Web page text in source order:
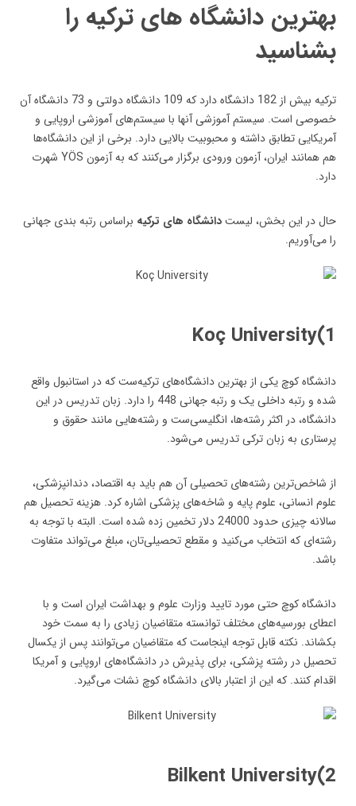
بهترین دانشگاه های ترکیه را
بشناسید
ترکیه بیش از 182 دانشگاه دارد که 109 دانشگاه دولتی و 73 دانشگاه آن
خصوصی است. سیستم آموزشی آنها با سیستم‌های آموزشی اروپایی و
آمریکایی تطابق داشته و محبوبیت بالایی دارد. برخی از این دانشگاه‌ها
هم همانند ایران، آزمون ورودی برگزار می‌کنند که به آزمون YÖS شهرت
دارد.
حال در این بخش، لیستدانشگاه های ترکیه براساس رتبه بندی جهانی
را می‌آوریم.
1)Koç University
دانشگاه کوچ یکی از بهترین دانشگاه‌های ترکیه‌ست که در استانبول واقع
شده و رتبه داخلی یک و رتبه جهانی 448 را دارد. زبان تدریس در این
دانشگاه، در اکثر رشته‌ها، انگلیسی‌ست و رشته‌هایی مانند حقوق و
پرستاری به زبان ترکی تدریس می‌شود.
از شاخص‌ترین رشته‌های تحصیلی آن هم باید به اقتصاد، دندانپزشکی،
علوم انسانی، علوم پایه و شاخه‌های پزشکی اشاره کرد. هزینه تحصیل هم
سالانه چیزی حدود 24000 دلار تخمین زده شده است. البته با توجه به
رشته‌ای که انتخاب می‌کنید و مقطع تحصیلی‌تان، مبلغ می‌تواند متفاوت
باشد.
دانشگاه کوچ حتی مورد تایید وزارت علوم و بهداشت ایران است و با
اعطای بورسیه‌های مختلف توانسته متقاضیان زیادی را به سمت خود
بکشاند. نکته قابل توجه اینجاست که متقاضیان می‌توانند پس از یکسال
تحصیل در رشته پزشکی، برای پذیرش در دانشگاه‌های اروپایی و آمریکا
اقدام کنند. که این از اعتبار بالای دانشگاه کوچ نشات می‌گیرد.
2)Bilkent University